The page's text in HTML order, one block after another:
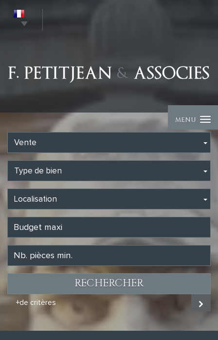
MENU
Vente
Type de bien
Localisation
RECHERCHER
+de critères